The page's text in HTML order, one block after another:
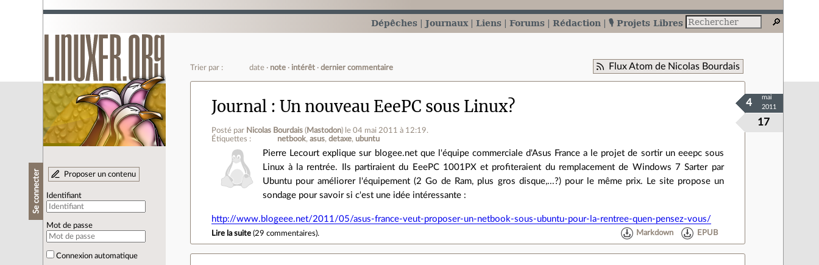
Dépêches Journaux Liens Forums Rédaction 🎙️ Projets Libres
Se connecter Proposer un contenu
Identifiant
Mot de passe
Connexion automatique
Flux Atom de Nicolas Bourdais
Trier par : date note intérêt dernier commentaire
Journal Un nouveau EeePC sous Linux?
Posté par Nicolas Bourdais ( Mastodon) le 04 mai 2011 à 12:19.
Étiquettes :
netbook asus detaxe ubuntu
17
4
mai
2011
Pierre Lecourt explique sur blogee.net que l'équipe commerciale d'Asus France a le projet de sortir un eeepc sous
Linux à la rentrée. Ils partiraient du EeePC 1001PX et profiteraient du remplacement de Windows 7 Sarter par
Ubuntu pour améliorer l'équipement (2 Go de Ram, plus gros disque,...?) pour le même prix. Le site propose un
sondage pour savoir si c'est une idée intéressante :
http://www.blogeee.net/2011/05/asus-france-veut-proposer-un-netbook-sous-ubuntu-pour-la-rentree-quen-pensez-vous/
Lire la suite (29 commentaires). Markdown EPUB